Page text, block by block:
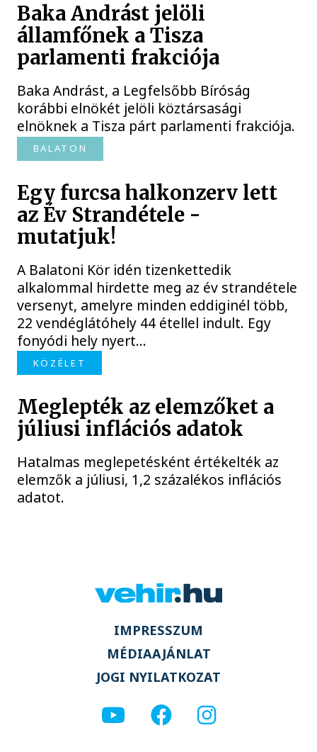
Baka Andrást jelöli
államfőnek a Tisza
parlamenti frakciója
Baka Andrást, a Legfelsőbb Bíróság
korábbi elnökét jelöli köztársasági
elnöknek a Tisza párt parlamenti frakciója.
BALATON
Egy furcsa halkonzerv lett
az Év Strandétele -
mutatjuk!
A Balatoni Kör idén tizenkettedik
alkalommal hirdette meg az év strandétele
versenyt, amelyre minden eddiginél több,
22 vendéglátóhely 44 étellel indult. Egy
fonyódi hely nyert...
KÖZÉLET
Meglepték az elemzőket a
júliusi inflációs adatok
Hatalmas meglepetésként értékelték az
elemzők a júliusi, 1,2 százalékos inflációs
adatot.
IMPRESSZUM
MÉDIAAJÁNLAT
JOGI NYILATKOZAT